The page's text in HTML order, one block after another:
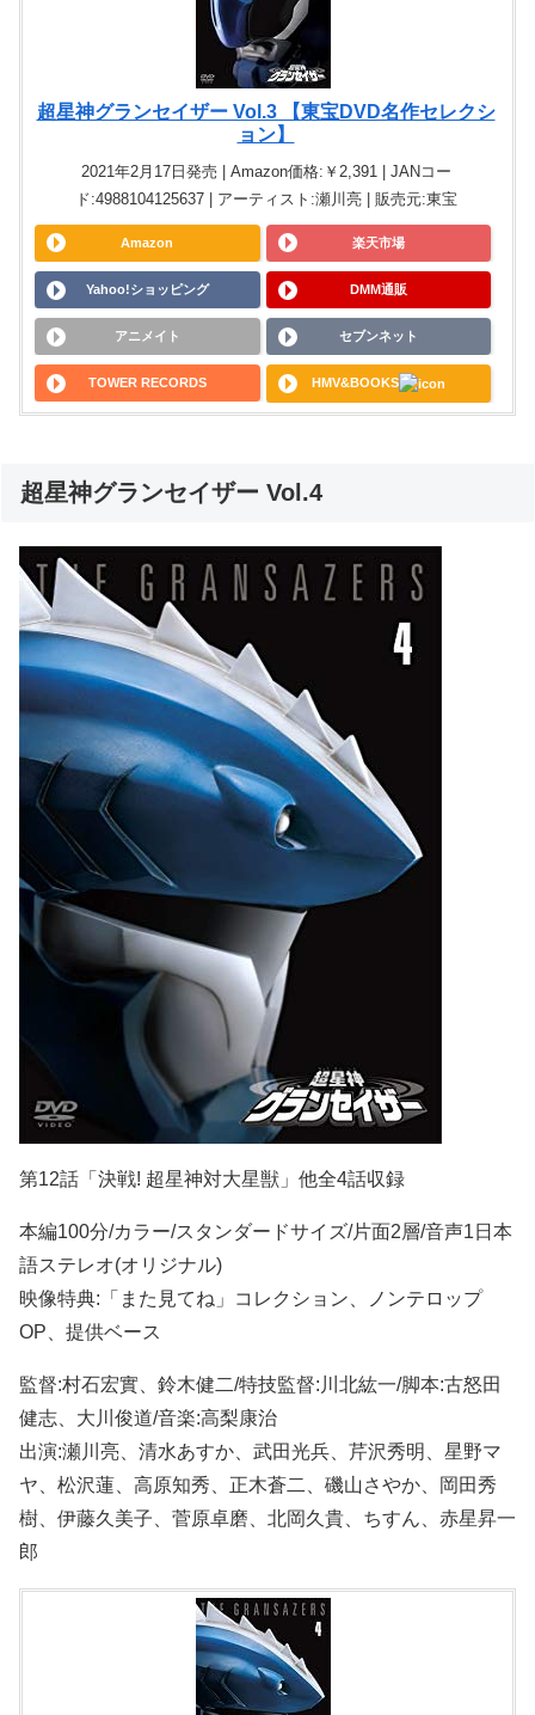
超星神グランセイザー Vol.3 【東宝DVD名作セレクシ
ョン】
2021年2月17日発売 | Amazon価格:￥2,391 | JANコー
ド:4988104125637 | アーティスト:瀬川亮 | 販売元:東宝
Amazon 楽天市場
Yahoo!ショッピング DMM通販
アニメイト セブンネット
TOWER RECORDS HMV&BOOKS
超星神グランセイザー Vol.4
第12話「決戦! 超星神対大星獣」他全4話収録
本編100分/カラー/スタンダードサイズ/片面2層/音声1日本
語ステレオ(オリジナル)
映像特典:「また見てね」コレクション、ノンテロップ
OP、提供ベース
監督:村石宏實、鈴木健二/特技監督:川北紘一/脚本:古怒田
健志、大川俊道/音楽:高梨康治
出演:瀬川亮、清水あすか、武田光兵、芹沢秀明、星野マ
ヤ、松沢蓮、高原知秀、正木蒼二、磯山さやか、岡田秀
樹、伊藤久美子、菅原卓磨、北岡久貴、ちすん、赤星昇一
郎